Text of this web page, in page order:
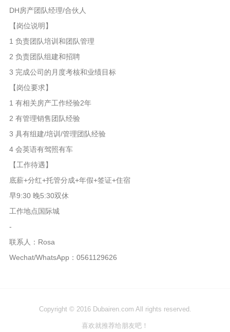
DH房产团队经理/合伙人
【岗位说明】
1 负责团队培训和团队管理
2 负责团队组建和招聘
3 完成公司的月度考核和业绩目标
【岗位要求】
1 有相关房产工作经验2年
2 有管理销售团队经验
3 具有组建/培训/管理团队经验
4 会英语有驾照有车
【工作待遇】
底薪+分红+托管分成+年假+签证+住宿
早9:30 晚5:30双休
工作地点国际城
-
联系人：Rosa
Wechat/WhatsApp：0561129626
Copyright © 2016 Dubairen.com All rights reserved.
喜欢就推荐给朋友吧！